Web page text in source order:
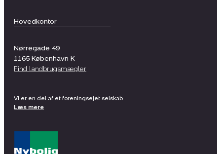
Hovedkontor
Nørregade 49
1165 København K
Find landbrugsmægler
Vi er en del af et foreningsejet selskab
Læs mere